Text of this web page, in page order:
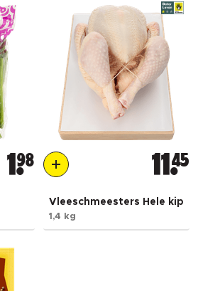
1 98 11 45
Vleeschmeesters Hele kip
1,4 kg